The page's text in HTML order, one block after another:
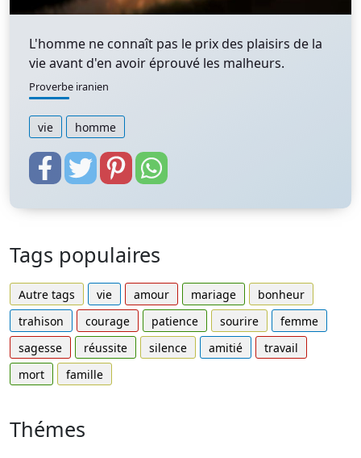
L'homme ne connaît pas le prix des plaisirs de la
vie avant d'en avoir éprouvé les malheurs.
Proverbe iranien
vie homme
Tags populaires
Autre tags vie amour mariage
bonheur
trahison
courage patience sourire
femme
sagesse
réussite silence amitié
travail
mort
famille
Thémes